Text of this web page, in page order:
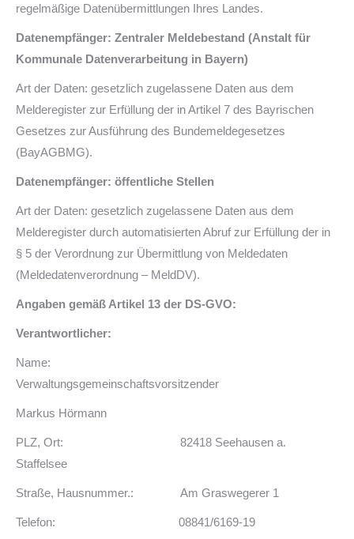
regelmäßige Datenübermittlungen Ihres Landes.
Datenempfänger: Zentraler Meldebestand (Anstalt für
Kommunale Datenverarbeitung in Bayern)
Art der Daten: gesetzlich zugelassene Daten aus dem
Melderegister zur Erfüllung der in Artikel 7 des Bayrischen
Gesetzes zur Ausführung des Bundemeldegesetzes
(BayAGBMG).
Datenempfänger: öffentliche Stellen
Art der Daten: gesetzlich zugelassene Daten aus dem
Melderegister durch automatisierten Abruf zur Erfüllung der in
§ 5 der Verordnung zur Übermittlung von Meldedaten
(Meldedatenverordnung – MeldDV).
Angaben gemäß Artikel 13 der DS-GVO:
Verantwortlicher:
Name:
Verwaltungsgemeinschaftsvorsitzender
Markus Hörmann
PLZ, Ort: 82418 Seehausen a.
Staffelsee
Straße, Hausnummer.: Am Graswegerer 1
Telefon: 08841/6169-19